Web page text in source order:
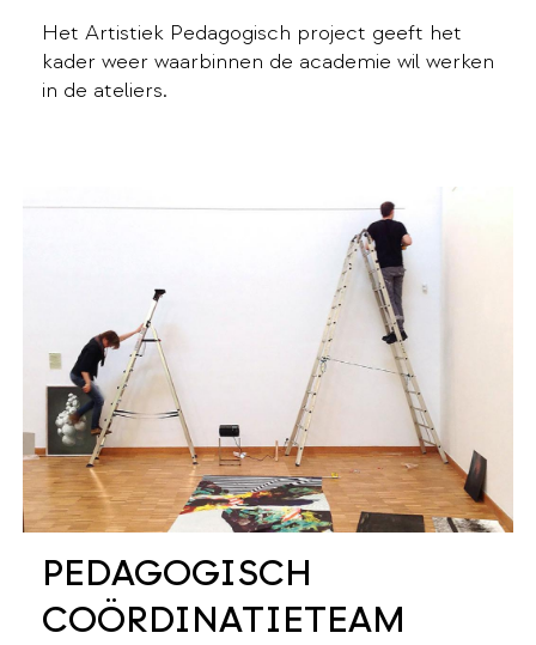
Het Artistiek Pedagogisch project geeft het
kader weer waarbinnen de academie wil werken
in de ateliers.
PEDAGOGISCH
COÖRDINATIETEAM